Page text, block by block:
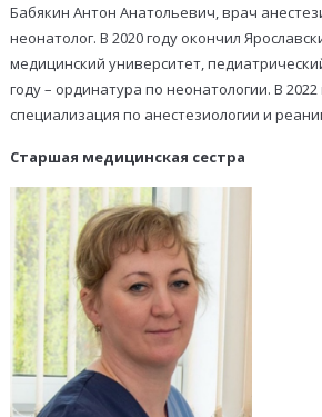
Бабякин Антон Анатольевич, врач
неонатолог. В 2020 году окончил
медицинский университет,
году – ординатура по неонатологии. В
специализация по анестезиологии и
Старшая медицинская сестра